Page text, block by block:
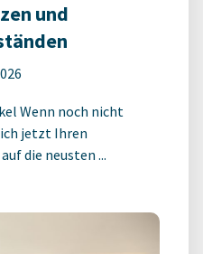
und
Wenn noch nicht
jetzt Ihren
die neusten ...